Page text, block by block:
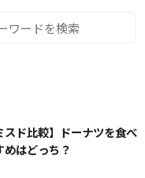
スド比較】ドーナツを食べ
はどっち？